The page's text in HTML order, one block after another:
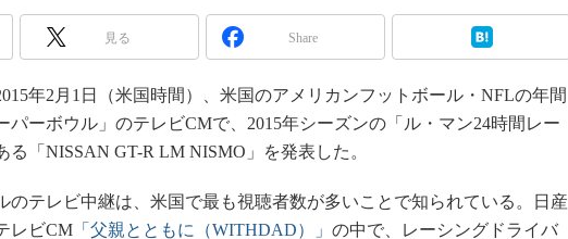
日本ものづくりワールド
AUTOMOTIVE WORLD
産業オープンネット展
ISO26262
デジタルツインとCAE
S＆OP
イノベーション
見る Share
年2月1日（米国時間）、米国のアメリカンフットボール・NFLの年間
パーボウル」のテレビCMで、2015年シーズンの「ル・マン24時間レー
る「NISSAN GT-R LM NISMO」を発表した。
テレビ中継は、米国で最も視聴者数が多いことで知られている。日産
レビCM 「父親とともに（WITHDAD）」 の中で、レーシングドライバ